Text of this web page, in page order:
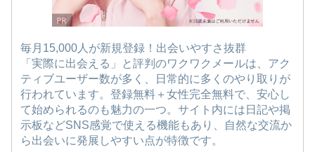
毎月15,000人が新規登録！出会いやすさ抜群
「実際に出会える」と評判のワクワクメールは、アク
ティブユーザー数が多く、日常的に多くのやり取りが
行われています。登録無料＋女性完全無料で、安心し
て始められるのも魅力の一つ。サイト内には日記や掲
示板などSNS感覚で使える機能もあり、自然な交流か
ら出会いに発展しやすい点が特徴です。